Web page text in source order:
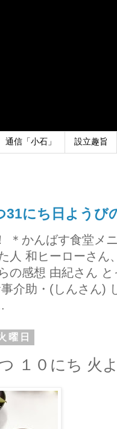
通信「小石」 設立趣旨
31にち日ようび
＊かんばす食堂メ
人 和ヒーローさん
の感想 由紀さん
事介助・(しんさん)
曜日
１０にち 火